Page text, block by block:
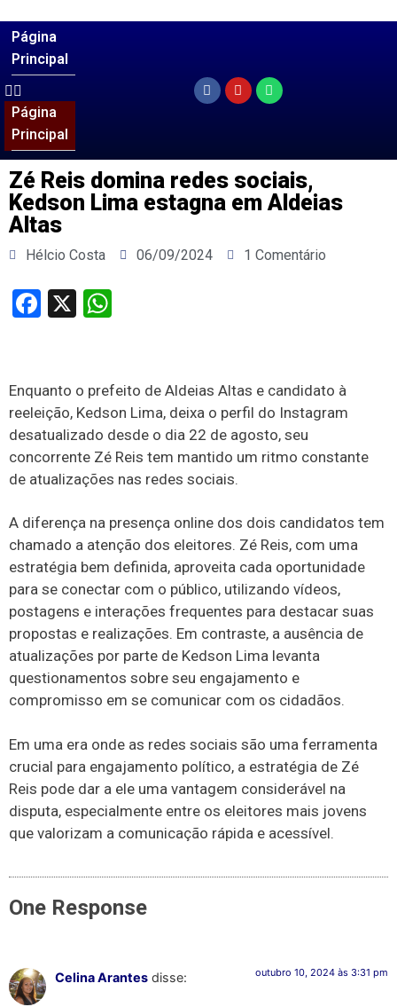
Página
Principal
Página
Principal
Zé Reis domina redes sociais,
Kedson Lima estagna em Aldeias
Altas
Hélcio Costa 06/09/2024 1 Comentário
Facebook
X
Enquanto o prefeito de Aldeias Altas e candidato à
reeleição, Kedson Lima, deixa o perfil do Instagram
desatualizado desde o dia 22 de agosto, seu
concorrente Zé Reis tem mantido um ritmo constante
de atualizações nas redes sociais.
A diferença na presença online dos dois candidatos tem
chamado a atenção dos eleitores. Zé Reis, com uma
estratégia bem definida, aproveita cada oportunidade
para se conectar com o público, utilizando vídeos,
postagens e interações frequentes para destacar suas
propostas e realizações. Em contraste, a ausência de
atualizações por parte de Kedson Lima levanta
questionamentos sobre seu engajamento e
compromisso em se comunicar com os cidadãos.
Em uma era onde as redes sociais são uma ferramenta
crucial para engajamento político, a estratégia de Zé
Reis pode dar a ele uma vantagem considerável na
disputa, especialmente entre os eleitores mais jovens
que valorizam a comunicação rápida e acessível.
One Response
Celina Arantes disse: outubro 10, 2024 às 3:31 pm